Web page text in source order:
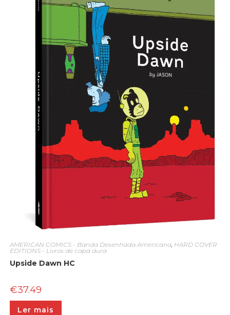
AMERICAN COMICS - Banda Desenhada Americana, HARD COVER
EDITIONS - Livros de capa dura
Upside Dawn HC
€37.49
Ler mais